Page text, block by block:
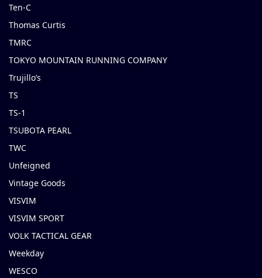
Ten-C
Thomas Curtis
TMRC
TOKYO MOUNTAIN RUNNING COMPANY
Trujillo’s
TS
TS-1
TSUBOTA PEARL
TWC
Unfeigned
Vintage Goods
VISVIM
VISVIM SPORT
VOLK TACTICAL GEAR
Weekday
WESCO